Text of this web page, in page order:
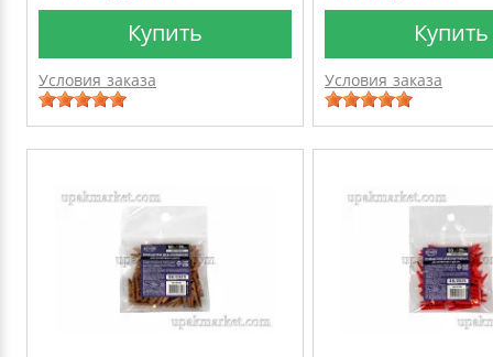
Купить
Условия заказа
Купить
Условия заказа